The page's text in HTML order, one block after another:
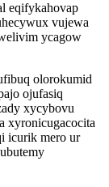
eqifykahovap
vujewa
ycagow
olorokumid
ojufasiq
xycybovu
xyronicugacocita
icurik mero ur